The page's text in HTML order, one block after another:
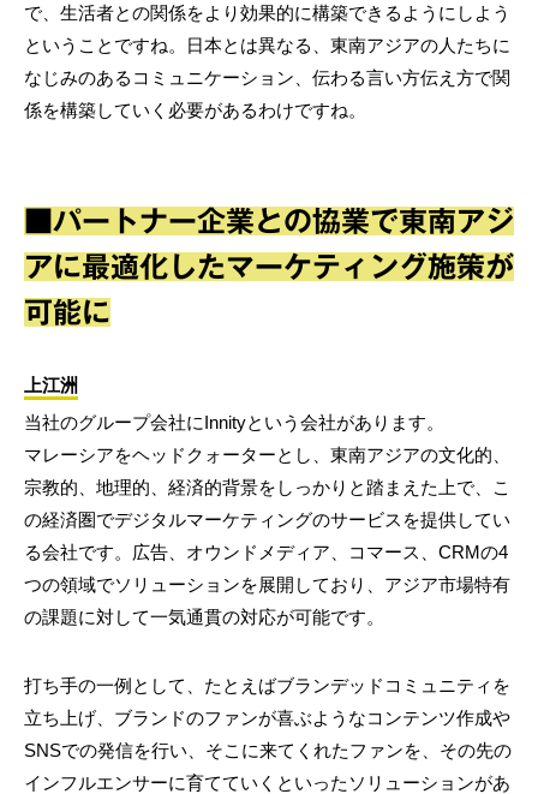
で、生活者との関係をより効果的に構築できるようにしよう
ということですね。日本とは異なる、東南アジアの人たちに
なじみのあるコミュニケーション、伝わる言い方伝え方で関
係を構築していく必要があるわけですね。
■パートナー企業との協業で東南アジ
アに最適化したマーケティング施策が
可能に
上江洲
当社のグループ会社にInnityという会社があります。
マレーシアをヘッドクォーターとし、東南アジアの文化的、
宗教的、地理的、経済的背景をしっかりと踏まえた上で、こ
の経済圏でデジタルマーケティングのサービスを提供してい
る会社です。広告、オウンドメディア、コマース、CRMの4
つの領域でソリューションを展開しており、アジア市場特有
の課題に対して一気通貫の対応が可能です。
打ち手の一例として、たとえばブランデッドコミュニティを
立ち上げ、ブランドのファンが喜ぶようなコンテンツ作成や
SNSでの発信を行い、そこに来てくれたファンを、その先の
インフルエンサーに育てていくといったソリューションがあ